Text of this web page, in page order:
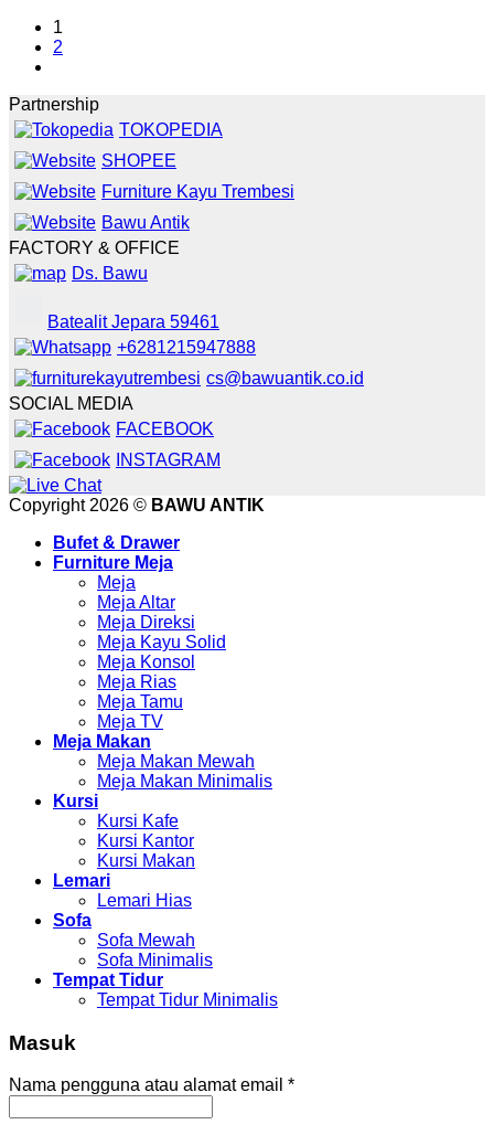
1
2
Partnership
TOKOPEDIA
SHOPEE
Furniture Kayu Trembesi
Bawu Antik
FACTORY & OFFICE
Ds. Bawu
Batealit Jepara 59461
+6281215947888
cs@bawuantik.co.id
SOCIAL MEDIA
FACEBOOK
INSTAGRAM
Copyright 2026 © BAWU ANTIK
Bufet & Drawer
Furniture Meja
Meja
Meja Altar
Meja Direksi
Meja Kayu Solid
Meja Konsol
Meja Rias
Meja Tamu
Meja TV
Meja Makan
Meja Makan Mewah
Meja Makan Minimalis
Kursi
Kursi Kafe
Kursi Kantor
Kursi Makan
Lemari
Lemari Hias
Sofa
Sofa Mewah
Sofa Minimalis
Tempat Tidur
Tempat Tidur Minimalis
Masuk
Nama pengguna atau alamat email *